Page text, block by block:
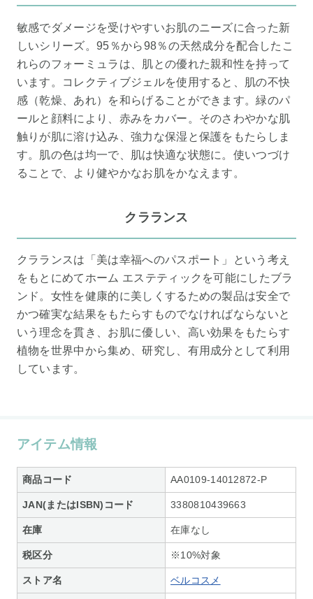
敏感でダメージを受けやすいお肌のニーズに合った新
しいシリーズ。95％から98％の天然成分を配合したこ
れらのフォーミュラは、肌との優れた親和性を持って
います。コレクティブジェルを使用すると、肌の不快
感（乾燥、あれ）を和らげることができます。緑のパ
ールと顔料により、赤みをカバー。そのさわやかな肌
触りが肌に溶け込み、強力な保湿と保護をもたらしま
す。肌の色は均一で、肌は快適な状態に。使いつづけ
ることで、より健やかなお肌をかなえます。
クラランス
クラランスは「美は幸福へのパスポート」という考え
をもとにめてホーム エステティックを可能にしたブラ
ンド。女性を健康的に美しくするための製品は安全で
かつ確実な結果をもたらすものでなければならないと
いう理念を貫き、お肌に優しい、高い効果をもたらす
植物を世界中から集め、研究し、有用成分として利用
しています。
アイテム情報
商品コード AA0109-14012872-P
JAN(またはISBN)コード 3380810439663
在庫 在庫なし
税区分 ※10%対象
ストア名 ベルコスメ